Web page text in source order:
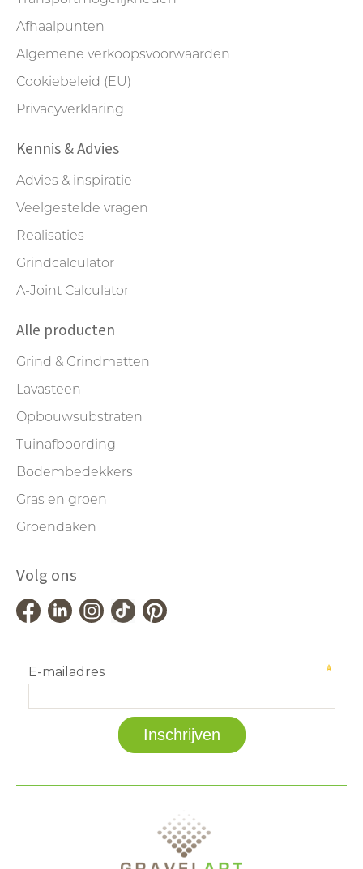
Afhaalpunten
Algemene verkoopsvoorwaarden
Cookiebeleid (EU)
Privacyverklaring
Kennis & Advies
Advies & inspiratie
Veelgestelde vragen
Realisaties
Grindcalculator
A-Joint Calculator
Alle producten
Grind & Grindmatten
Lavasteen
Opbouwsubstraten
Tuinafboording
Bodembedekkers
Gras en groen
Groendaken
Volg ons